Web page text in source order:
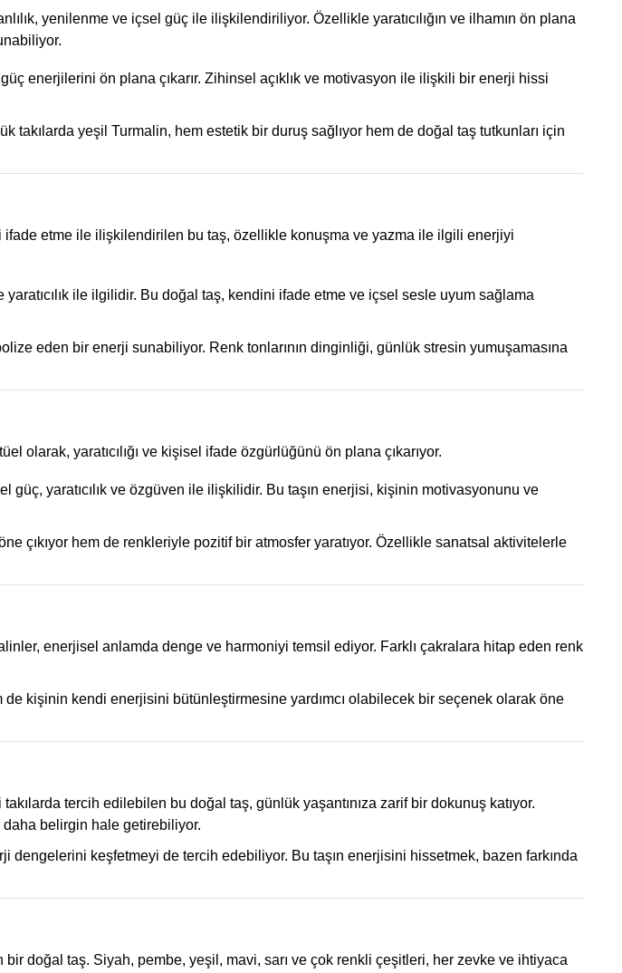
yenilenme ve içsel güç ile ilişkilendiriliyor. Özellikle yaratıcılığın ve ilhamın ön plana
enerjilerini ön plana çıkarır. Zihinsel açıklık ve motivasyon ile ilişkili bir enerji hissi
takılarda yeşil Turmalin, hem estetik bir duruş sağlıyor hem de doğal taş tutkunları için
etme ile ilişkilendirilen bu taş, özellikle konuşma ve yazma ile ilgili enerjiyi
ile ilgilidir. Bu doğal taş, kendini ifade etme ve içsel sesle uyum sağlama
eden bir enerji sunabiliyor. Renk tonlarının dinginliği, günlük stresin yumuşamasına
olarak, yaratıcılığı ve kişisel ifade özgürlüğünü ön plana çıkarıyor.
güç, yaratıcılık ve özgüven ile ilişkilidir. Bu taşın enerjisi, kişinin motivasyonunu ve
çıkıyor hem de renkleriyle pozitif bir atmosfer yaratıyor. Özellikle sanatsal aktivitelerle
enerjisel anlamda denge ve harmoniyi temsil ediyor. Farklı çakralara hitap eden renk
de kişinin kendi enerjisini bütünleştirmesine yardımcı olabilecek bir seçenek olarak öne
tercih edilebilen bu doğal taş, günlük yaşantınıza zarif bir dokunuş katıyor.
daha belirgin hale getirebiliyor.
keşfetmeyi de tercih edebiliyor. Bu taşın enerjisini hissetmek, bazen farkında
doğal taş. Siyah, pembe, yeşil, mavi, sarı ve çok renkli çeşitleri, her zevke ve ihtiyaca